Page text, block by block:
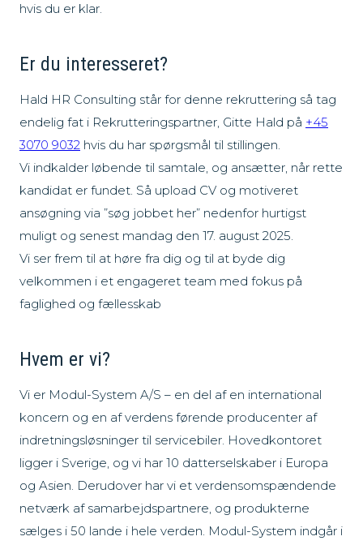
hvis du er klar.
Er du interesseret?
Hald HR Consulting står for denne rekruttering så tag
endelig fat i Rekrutteringspartner, Gitte Hald på +45
3070 9032 hvis du har spørgsmål til stillingen.
Vi indkalder løbende til samtale, og ansætter, når rette
kandidat er fundet. Så upload CV og motiveret
ansøgning via ”søg jobbet her” nedenfor hurtigst
muligt og senest mandag den 17. august 2025.
Vi ser frem til at høre fra dig og til at byde dig
velkommen i et engageret team med fokus på
faglighed og fællesskab
Hvem er vi?
Vi er Modul-System A/S – en del af en international
koncern og en af verdens førende producenter af
indretningsløsninger til servicebiler. Hovedkontoret
ligger i Sverige, og vi har 10 datterselskaber i Europa
og Asien. Derudover har vi et verdensomspændende
netværk af samarbejdspartnere, og produkterne
sælges i 50 lande i hele verden. Modul-System indgår i